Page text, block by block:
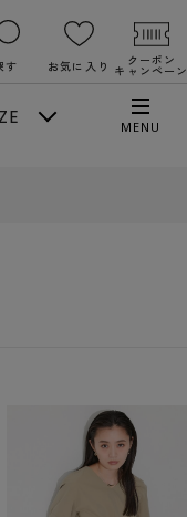
す お気に入り クーポン
キャンペーン
MENU